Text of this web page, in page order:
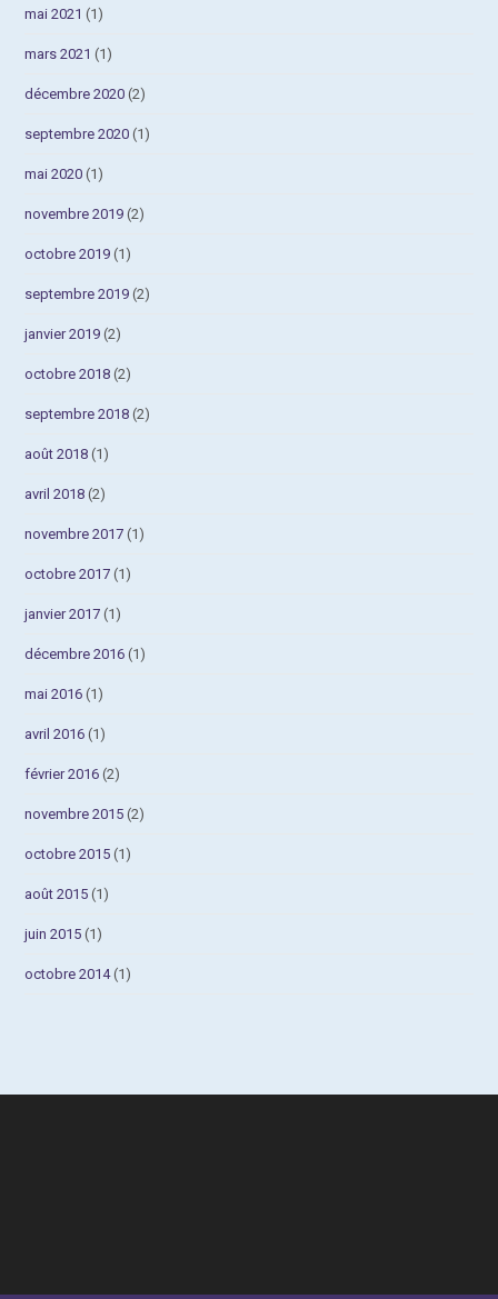
mai 2021 (1)
mars 2021 (1)
décembre 2020 (2)
septembre 2020 (1)
mai 2020 (1)
novembre 2019 (2)
octobre 2019 (1)
septembre 2019 (2)
janvier 2019 (2)
octobre 2018 (2)
septembre 2018 (2)
août 2018 (1)
avril 2018 (2)
novembre 2017 (1)
octobre 2017 (1)
janvier 2017 (1)
décembre 2016 (1)
mai 2016 (1)
avril 2016 (1)
février 2016 (2)
novembre 2015 (2)
octobre 2015 (1)
août 2015 (1)
juin 2015 (1)
octobre 2014(1)